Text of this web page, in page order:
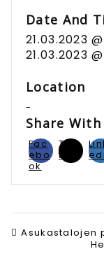
Date And
21.03.2023
21.03.2023
Location
-
Share
Fac
ebo
ok
Twit
ter
Asukastalojen